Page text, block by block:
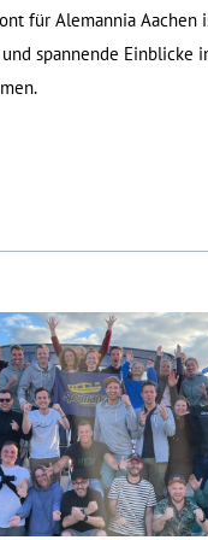
für Alemannia Aachen
spannende Einblicke